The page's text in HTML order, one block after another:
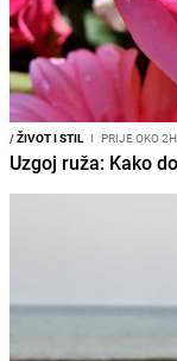
/ŽIVOT I STIL I PRIJE OKO 2H
Uzgoj ruža: Kako